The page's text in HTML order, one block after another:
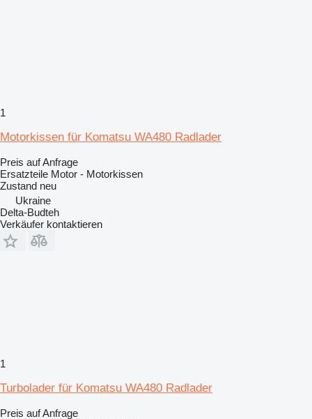
1
Motorkissen für Komatsu WA480 Radlader
Preis auf Anfrage
Ersatzteile Motor - Motorkissen
Zustand neu
Ukraine
Delta-Budteh
Verkäufer kontaktieren
1
Turbolader für Komatsu WA480 Radlader
Preis auf Anfrage